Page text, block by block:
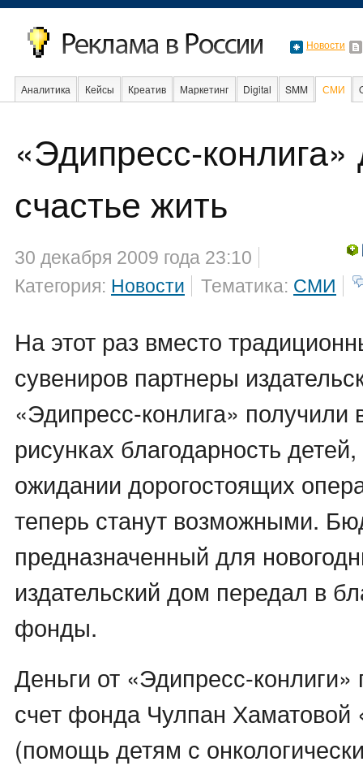
Новости
Аналитика Кейсы Креатив Маркетинг Digital SMM СМИ
Event
«Эдипресс-конлига»
счастье жить
30 декабря 2009 года 23:10
Категория: Новости Тематика: СМИ
На этот раз вместо
сувениров партнеры
«Эдипресс-конлига»
рисунках благодарность
ожидании дорогостоящих
теперь станут возможными.
предназначенный для
издательский дом передал в
фонды.
Деньги от «Эдипресс-
счет фонда Чулпан Хаматовой
(помощь детям с